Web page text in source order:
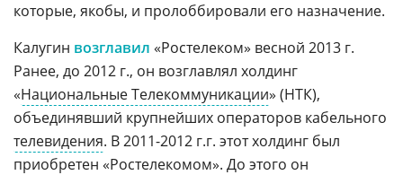
которые, якобы, и пролоббировали его назначение.
Калугин возглавил «Ростелеком» весной 2013 г.
Ранее, до 2012 г., он возглавлял холдинг
«Национальные Телекоммуникации» (НТК),
объединявший крупнейших операторов кабельного
телевидения. В 2011-2012 г.г. этот холдинг был
приобретен «Ростелекомом». До этого он